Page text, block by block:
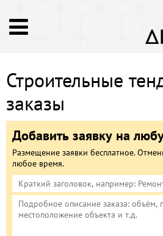
Строительные
заказы
Добавить заявку на
Размещение заявки бесплатное.
любое время.